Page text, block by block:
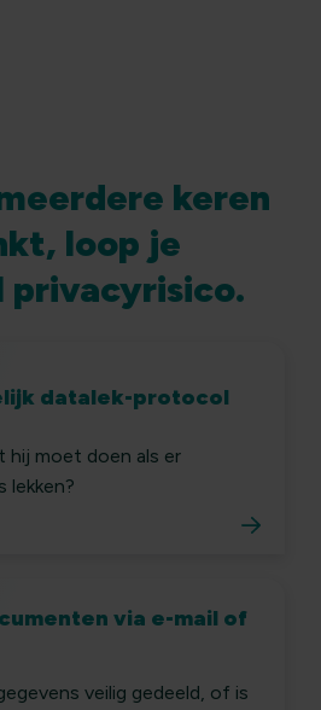
keren
loop je
privacyrisico.
datalek-protocol
hij moet doen als er
lekken?
via e-mail of
veilig gedeeld, of is